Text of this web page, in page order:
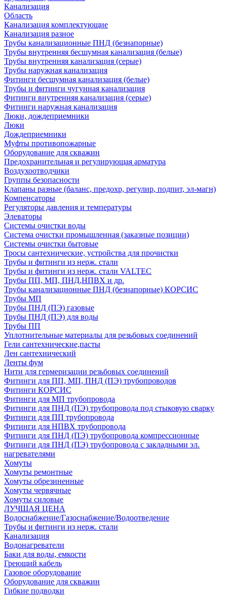
Канализация
Область
Канализация комплектующие
Канализация разное
Трубы канализационные ПНД (безнапорные)
Трубы внутренняя бесшумная канализация (белые)
Трубы внутренняя канализация (серые)
Трубы наружная канализация
Фитинги бесшумная канализация (белые)
Трубы и фитинги чугунная канализация
Фитинги внутренняя канализация (серые)
Фитинги наружная канализация
Люки, дождеприемники
Люки
Дождеприемники
Муфты противопожарные
Оборудование для скважин
Предохранительная и регулирующая арматура
Воздухоотводчики
Группы безопасности
Клапаны разные (баланс, предохр, регулир, подпит, эл-магн)
Компенсаторы
Регуляторы давления и температуры
Элеваторы
Системы очистки воды
Система очистки промышленная (заказные позиции)
Системы очистки бытовые
Тросы сантехнические, устройства для прочистки
Трубы и фитинги из нерж. стали
Трубы и фитинги из нерж. стали VALTEC
Трубы ПП, МП, ПНД,НПВХ и др.
Трубы канализационные ПНД (безнапорные) КОРСИС
Трубы МП
Трубы ПНД (ПЭ) газовые
Трубы ПНД (ПЭ) для воды
Трубы ПП
Уплотнительные материалы для резьбовых соединений
Гели сантехнические,пасты
Лен сантехнический
Ленты фум
Нити для гермеризации резьбовых соединений
Фитинги для ПП, МП, ПНД (ПЭ) трубопроводов
Фитинги КОРСИС
Фитинги для МП трубопровода
Фитинги для ПНД (ПЭ) трубопровода под стыковую сварку
Фитинги для ПП трубопровода
Фитинги для НПВХ трубопровода
Фитинги для ПНД (ПЭ) трубопровода компрессионные
Фитинги для ПНД (ПЭ) трубопровода с закладными эл.
нагревателями
Хомуты
Хомуты ремонтные
Хомуты обрезиненные
Хомуты червячные
Хомуты силовые
ЛУЧШАЯ ЦЕНА
Водоснабжение/Газоснабжение/Водоотведение
Трубы и фитинги из нерж. стали
Канализация
Водонагреватели
Баки для воды, емкости
Греющий кабель
Газовое оборудование
Оборудование для скважин
Гибкие подводки